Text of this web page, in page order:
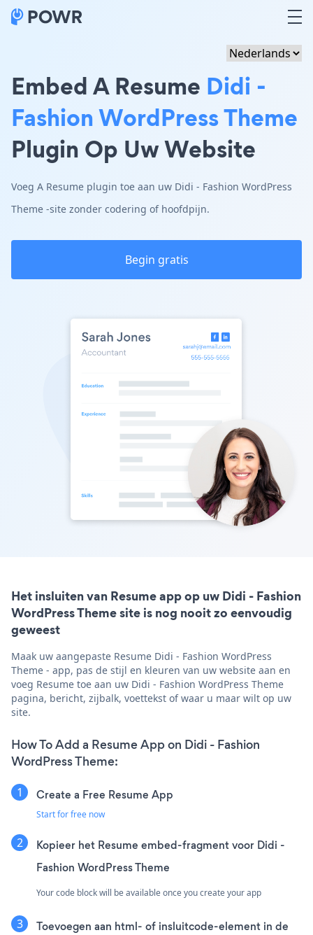
Embed A Resume Didi -
Fashion WordPress Theme
Plugin Op Uw Website
Voeg A Resume plugin toe aan uw Didi - Fashion WordPress
Theme -site zonder codering of hoofdpijn.
Begin gratis
Het insluiten van Resume app op uw Didi - Fashion
WordPress Theme site is nog nooit zo eenvoudig
geweest
Maak uw aangepaste Resume Didi - Fashion WordPress
Theme - app, pas de stijl en kleuren van uw website aan en
voeg Resume toe aan uw Didi - Fashion WordPress Theme
pagina, bericht, zijbalk, voettekst of waar u maar wilt op uw
site.
How To Add a Resume App on Didi - Fashion
WordPress Theme:
Create a Free Resume App
Start for free now
Kopieer het Resume embed-fragment voor Didi -
Fashion WordPress Theme
Your code block will be available once you create your app
Toevoegen aan html- of insluitcode-element in de